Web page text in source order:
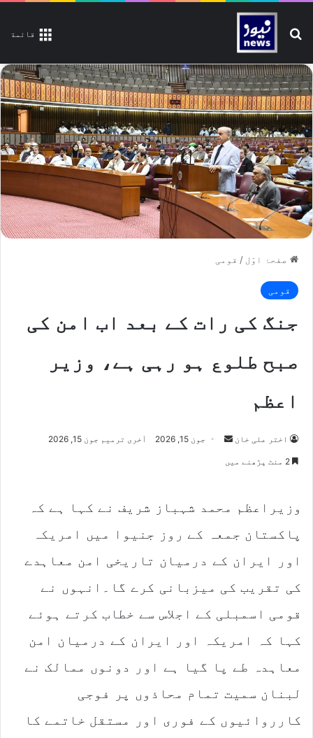
قائمة تلاش کیجیے
صفحۂ اوّل / قومی
قومی
جنگ کی رات کے بعد اب امن کی
صبح طلوع ہو رہی ہے، وزیر
اعظم
اختر علی خان
Send جون 15, 2026 آخری ترمیم جون 15, 2026
وزیراعظم محمد شہباز شریف نے کہا ہے کہ
پاکستان جمعہ کے روز جنیوا میں امریکہ
اور ایران کے درمیان تاریخی امن معاہدے
کی تقریب کی میزبانی کرے گا۔انہوں نے
قومی اسمبلی کے اجلاس سے خطاب کرتے ہوئے
کہا کہ امریکہ اور ایران کے درمیان امن
معاہدہ طے پا گیا ہے اور دونوں ممالک نے
لبنان سمیت تمام محاذوں پر فوجی
کارروائیوں کے فوری اور مستقل خاتمے کا